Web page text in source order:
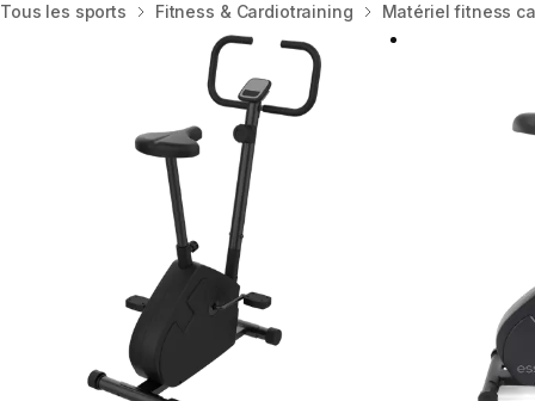
Accueil
Tous les sports Fitness & Cardiotraining Matériel fitness